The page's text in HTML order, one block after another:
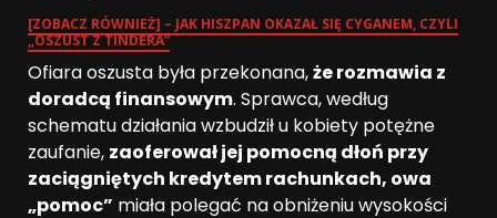
[ZOBACZ RÓWNIEŻ] – JAK HISZPAN OKAZAŁ SIĘ CYGANEM, CZYLI
„OSZUST Z TINDERA”
Ofiara oszusta była przekonana,że rozmawia z
doradcą finansowym. Sprawca, według
schematu działania wzbudził u kobiety potężne
zaufanie, zaoferował jej pomocną dłoń przy
zaciągniętych kredytem rachunkach, owa
„pomoc” miała polegać na obniżeniu wysokości